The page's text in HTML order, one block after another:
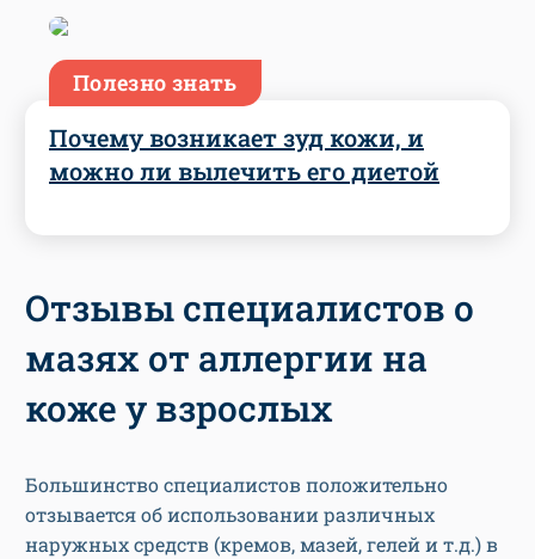
Полезно знать
Почему возникает зуд кожи, и
можно ли вылечить его диетой
Отзывы специалистов о
мазях от аллергии на
коже у взрослых
Большинство специалистов положительно
отзывается об использовании различных
наружных средств (кремов, мазей, гелей и т.д.) в